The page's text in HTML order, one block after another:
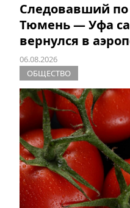
Следовавший
Тюмень — Уфа
вернулся в
06.08.2026
ОБЩЕСТВО